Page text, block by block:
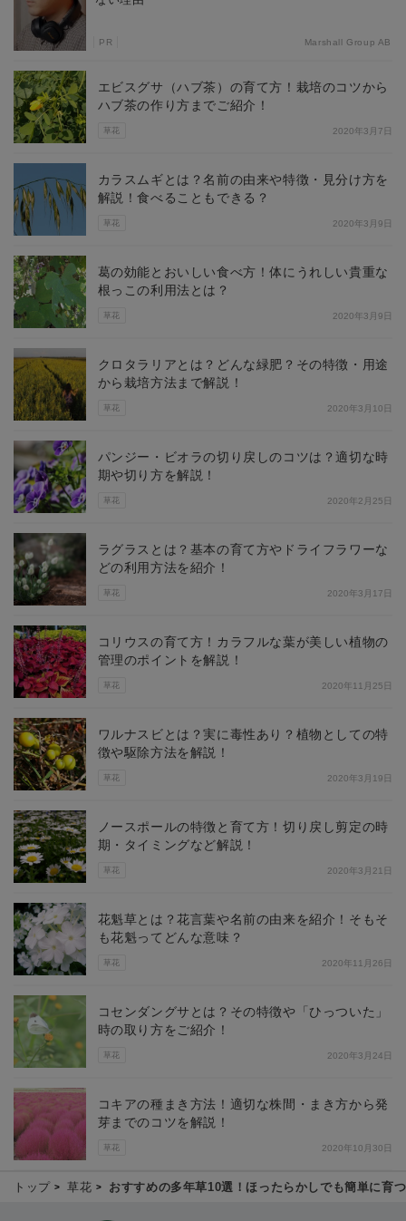
PR Marshall Group AB
草花
エビスグサ（ハブ茶）の育て方！栽培のコツから
ハブ茶の作り方までご紹介！
2020年3月7日
草花
カラスムギとは？名前の由来や特徴・見分け方を
解説！食べることもできる？
2020年3月9日
草花
葛の効能とおいしい食べ方！体にうれしい貴重な
根っこの利用法とは？
2020年3月9日
草花
クロタラリアとは？どんな緑肥？その特徴・用途
から栽培方法まで解説！
2020年3月10日
草花
パンジー・ビオラの切り戻しのコツは？適切な時
期や切り方を解説！
2020年2月25日
草花
ラグラスとは？基本の育て方やドライフラワーな
どの利用方法を紹介！
2020年3月17日
草花
コリウスの育て方！カラフルな葉が美しい植物の
管理のポイントを解説！
2020年11月25日
草花
ワルナスビとは？実に毒性あり？植物としての特
徴や駆除方法を解説！
2020年3月19日
草花
ノースポールの特徴と育て方！切り戻し剪定の時
期・タイミングなど解説！
2020年3月21日
草花
花魁草とは？花言葉や名前の由来を紹介！そもそ
も花魁ってどんな意味？
2020年11月26日
草花
コセンダングサとは？その特徴や「ひっついた」
時の取り方をご紹介！
2020年3月24日
草花
コキアの種まき方法！適切な株間・まき方から発
芽までのコツを解説！
2020年10月30日
トップ 草花 おすすめの多年草10選！ほったらかしでも簡単に育